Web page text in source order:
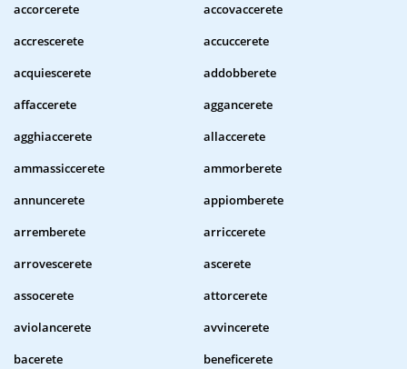
accorcerete
accovaccerete
accrescerete
accuccerete
acquiescerete
addobberete
affaccerete
aggancerete
agghiaccerete
allaccerete
ammassiccerete
ammorberete
annuncerete
appiomberete
arremberete
arriccerete
arrovescerete
ascerete
assocerete
attorcerete
aviolancerete
avvincerete
bacerete
beneficerete